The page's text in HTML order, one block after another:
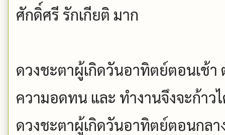
ศักดิ์ศรี รักเกียติ มาก
ดวงชะตาผู้เกิดวันอาทิตย์ตอนเช้
ความอดทน และ ทำงานจึงจะก้าว
ดวงชะตาผู้เกิดวันอาทิตย์ตอนกล